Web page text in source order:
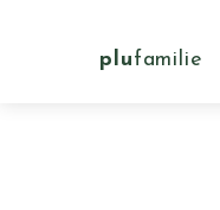
plufamilie